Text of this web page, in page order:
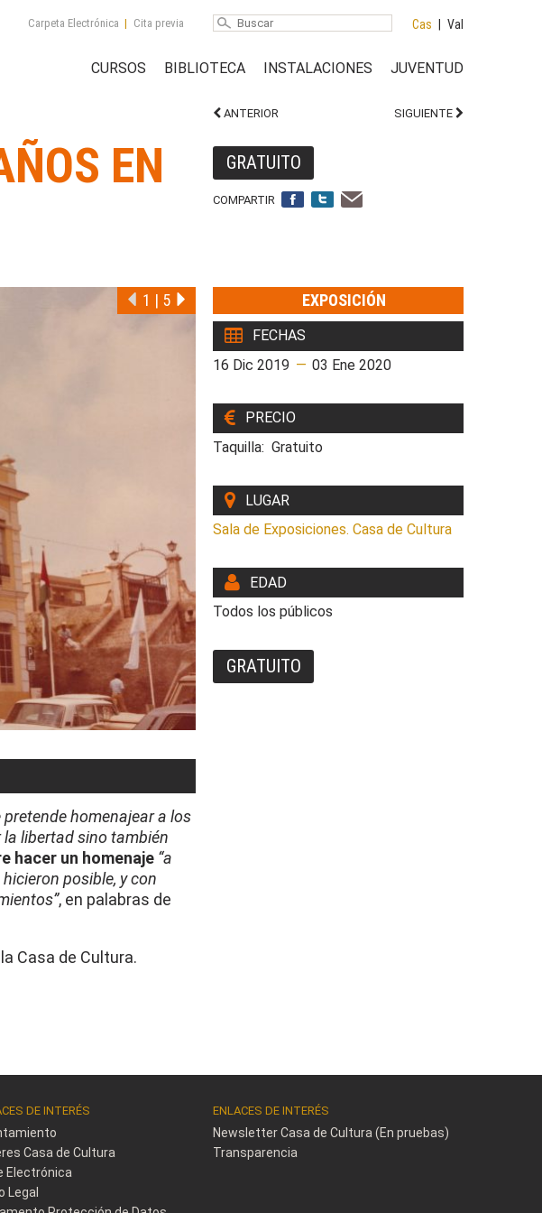
Carpeta Electrónica | Cita previa Cas Val
CURSOS BIBLIOTECA INSTALACIONES JUVENTUD
ANTERIOR SIGUIENTE
EN
GRATUITO
COMPARTIR
1 | 5
pretende homenajear a los
libertad sino también
hacer un homenaje “a
posible, y con
, en palabras de
Casa de Cultura.
EXPOSICIÓN
FECHAS
16 Dic 2019 — 03 Ene 2020
PRECIO
Taquilla: Gratuito
LUGAR
Sala de Exposiciones. Casa de Cultura
EDAD
Todos los públicos
GRATUITO
DE INTERÉS
Casa de Cultura
Electrónica
Legal
ENLACES DE INTERÉS
Newsletter Casa de Cultura (En pruebas)
Transparencia